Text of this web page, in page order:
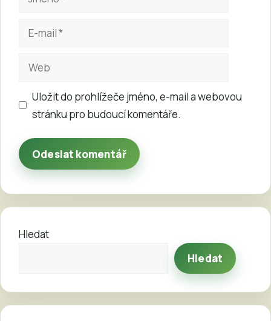
Web
Uložit do prohlížeče jméno, e-mail a webovou
stránku pro budoucí komentáře.
Hledat
Hledat